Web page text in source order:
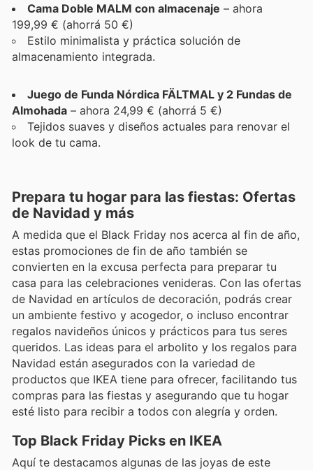
Cama Doble MALM con almacenaje – ahora
199,99 € (ahorrá 50 €)
Estilo minimalista y práctica solución de
almacenamiento integrada.
Juego de Funda Nórdica FÄLTMAL y 2 Fundas de
Almohada – ahora 24,99 € (ahorrá 5 €)
Tejidos suaves y diseños actuales para renovar el
look de tu cama.
Prepara tu hogar para las fiestas: Ofertas
de Navidad y más
A medida que el Black Friday nos acerca al fin de año,
estas promociones de fin de año también se
convierten en la excusa perfecta para preparar tu
casa para las celebraciones venideras. Con las ofertas
de Navidad en artículos de decoración, podrás crear
un ambiente festivo y acogedor, o incluso encontrar
regalos navideños únicos y prácticos para tus seres
queridos. Las ideas para el arbolito y los regalos para
Navidad están asegurados con la variedad de
productos que IKEA tiene para ofrecer, facilitando tus
compras para las fiestas y asegurando que tu hogar
esté listo para recibir a todos con alegría y orden.
Top Black Friday Picks en IKEA
Aquí te destacamos algunas de las joyas de este